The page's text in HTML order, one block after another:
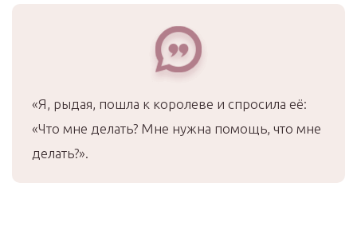
«Я, рыдая, пошла к королеве и спросила её:
«Что мне делать? Мне нужна помощь, что мне
делать?».